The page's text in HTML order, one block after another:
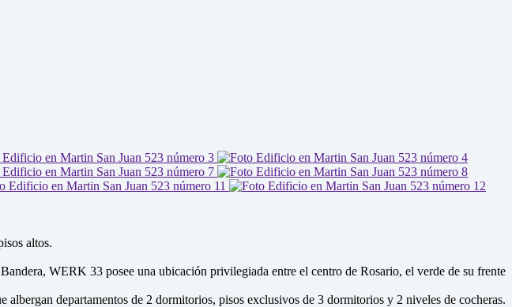
altos.
WERK 33 posee una ubicación privilegiada entre el centro de Rosario, el verde de su frente
departamentos de 2 dormitorios, pisos exclusivos de 3 dormitorios y 2 niveles de cocheras.